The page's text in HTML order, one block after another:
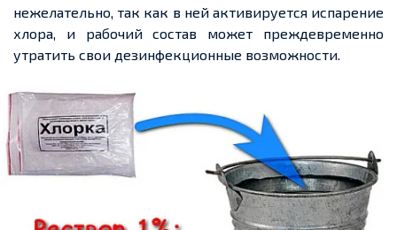
нежелательно, так как в ней активируется испарение
хлора, и рабочий состав может преждевременно
утратить свои дезинфекционные возможности.